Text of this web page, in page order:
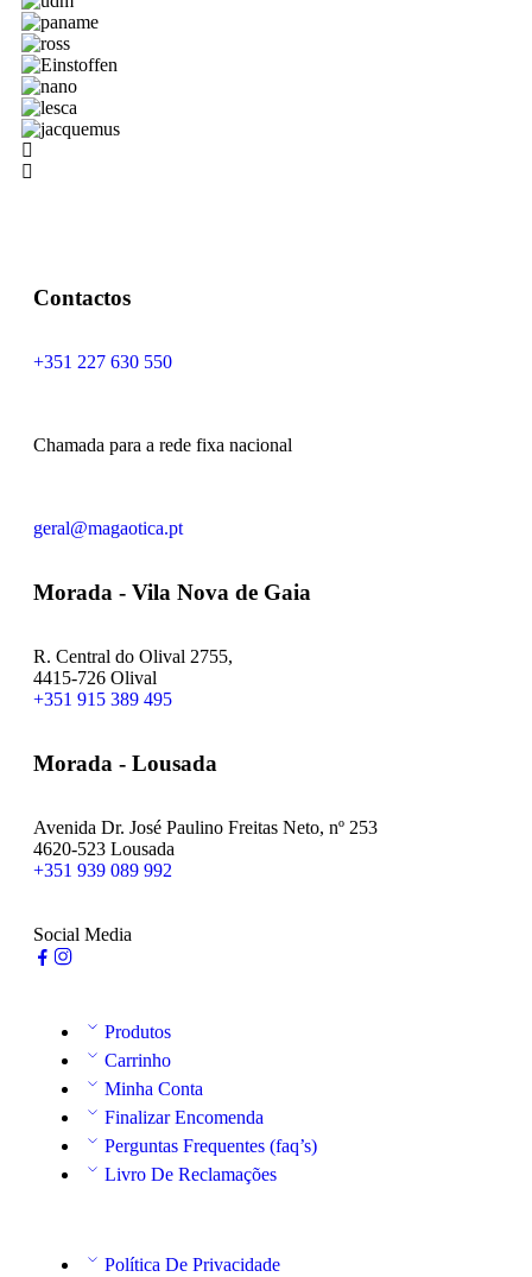
Contactos
+351 227 630 550
Chamada para a rede fixa nacional
geral@magaotica.pt
Morada - Vila Nova de Gaia
R. Central do Olival 2755,
4415-726 Olival
+351 915 389 495
Morada - Lousada
Avenida Dr. José Paulino Freitas Neto, nº 253
4620-523 Lousada
+351 939 089 992
Social Media
Produtos
Carrinho
Minha Conta
Finalizar Encomenda
Perguntas Frequentes (faq’s)
Livro De Reclamações
Política De Privacidade